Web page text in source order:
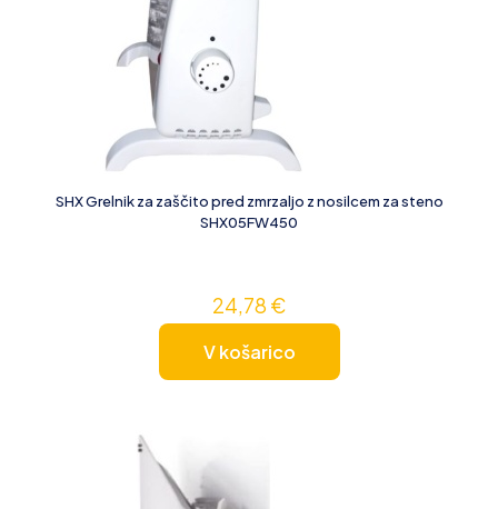
SHX Grelnik za zaščito pred zmrzaljo z nosilcem za steno
SHX05FW450
24,78 €
V košarico